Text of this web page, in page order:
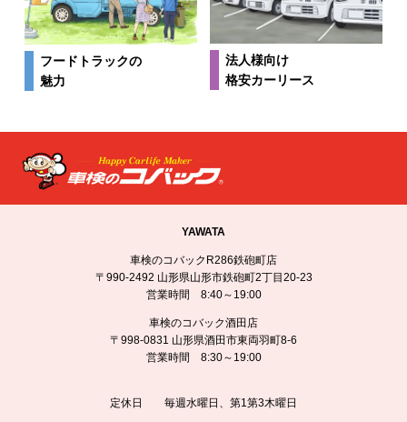
フードトラックの
魅力
法人様向け
格安カーリース
YAWATA
車検のコバックR286鉄砲町店
〒990-2492 山形県山形市鉄砲町2丁目20-23
営業時間 8:40～19:00
車検のコバック酒田店
〒998-0831 山形県酒田市東両羽町8-6
営業時間 8:30～19:00
定休日 毎週水曜日、第1第3木曜日